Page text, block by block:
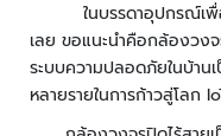
จ
ส
อ
บ
ค
ในบรรดาอุปกรณ์เพื่อบ้
เลย ขอแนะนำคือกล้องวง
ระบบความปลอดภัยในบ้าน
หลายรายในการก้าวสู่โลก